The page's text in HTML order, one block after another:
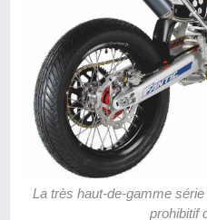
La très haut-de-gamme
prohibitif